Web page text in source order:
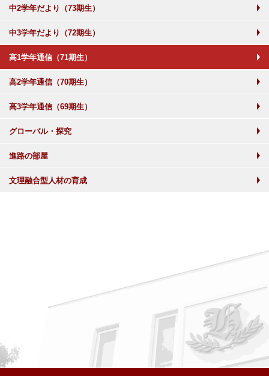
中2学年だより（73期生）
中3学年だより（72期生）
高1学年通信（71期生）
高2学年通信（70期生）
高3学年通信（69期生）
グローバル・探究
進路の部屋
文理融合型人材の育成